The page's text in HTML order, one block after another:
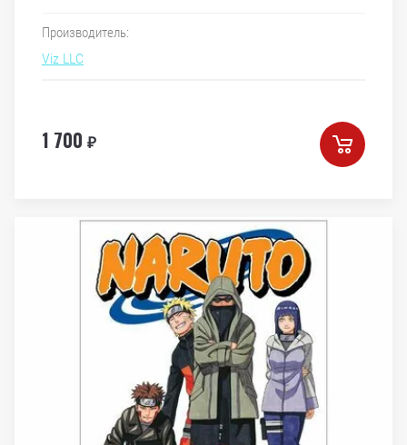
Производитель:
Viz LLC
1 700 ₽